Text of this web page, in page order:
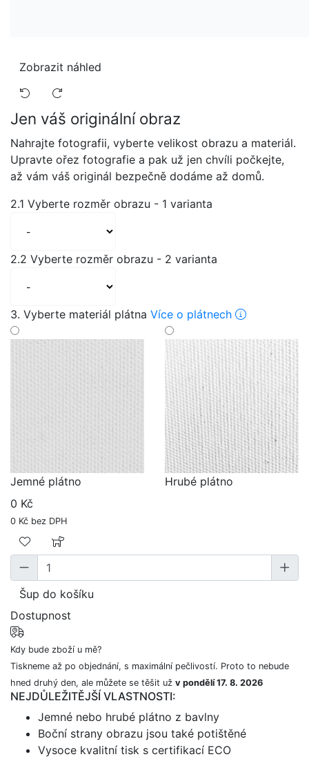
Zobrazit náhled
Jen váš originální obraz
Nahrajte fotografii, vyberte velikost obrazu a materiál.
Upravte ořez fotografie a pak už jen chvíli počkejte,
až vám váš originál bezpečně dodáme až domů.
2.1 Vyberte rozměr obrazu - 1 varianta
2.2 Vyberte rozměr obrazu - 2 varianta
3. Vyberte materiál plátna Více o plátnech
Jemné plátno
Hrubé plátno
0 Kč
0 Kč bez DPH
Šup do košíku
Dostupnost
Kdy bude zboží u mě?
Tiskneme až po objednání, s maximální pečlivostí. Proto to nebude
hned druhý den, ale můžete se těšit už v pondělí 17. 8. 2026
NEJDŮLEŽITĚJŠÍ VLASTNOSTI:
Jemné nebo hrubé plátno z bavlny
Boční strany obrazu jsou také potištěné
Vysoce kvalitní tisk s certifikací ECO